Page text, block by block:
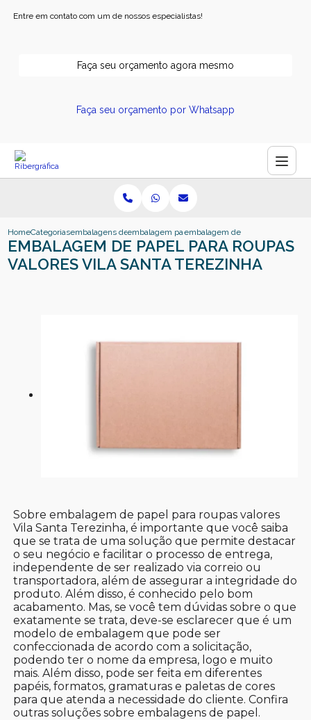
Entre em contato com um de nossos especialistas!
Faça seu orçamento agora mesmo
Faça seu orçamento por Whatsapp
HomeCategoriasembalagens de papelembalagem papel kraft personalizado
embalagem de papel para
EMBALAGEM DE PAPEL PARA ROUPAS
VALORES VILA SANTA TEREZINHA
Sobre embalagem de papel para roupas valores
Vila Santa Terezinha, é importante que você saiba
que se trata de uma solução que permite destacar
o seu negócio e facilitar o processo de entrega,
independente de ser realizado via correio ou
transportadora, além de assegurar a integridade do
produto. Além disso, é conhecido pelo bom
acabamento. Mas, se você tem dúvidas sobre o que
exatamente se trata, deve-se esclarecer que é um
modelo de embalagem que pode ser
confeccionada de acordo com a solicitação,
podendo ter o nome da empresa, logo e muito
mais. Além disso, pode ser feita em diferentes
papéis, formatos, gramaturas e paletas de cores
para que atenda a necessidade do cliente. Confira
outras soluções sobre embalagens de papel.